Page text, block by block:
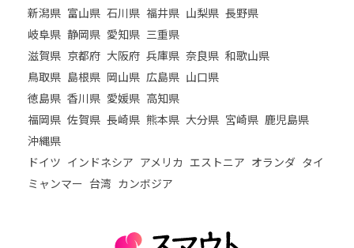
新潟県 富山県 石川県 福井県 山梨県 長野県
岐阜県 静岡県 愛知県 三重県
滋賀県 京都府 大阪府 兵庫県 奈良県 和歌山県
鳥取県 島根県 岡山県 広島県 山口県
徳島県 香川県 愛媛県 高知県
福岡県 佐賀県 長崎県 熊本県 大分県 宮崎県 鹿児島県
沖縄県
ドイツ インドネシア アメリカ エストニア オランダ タイ
ミャンマー 台湾 カンボジア